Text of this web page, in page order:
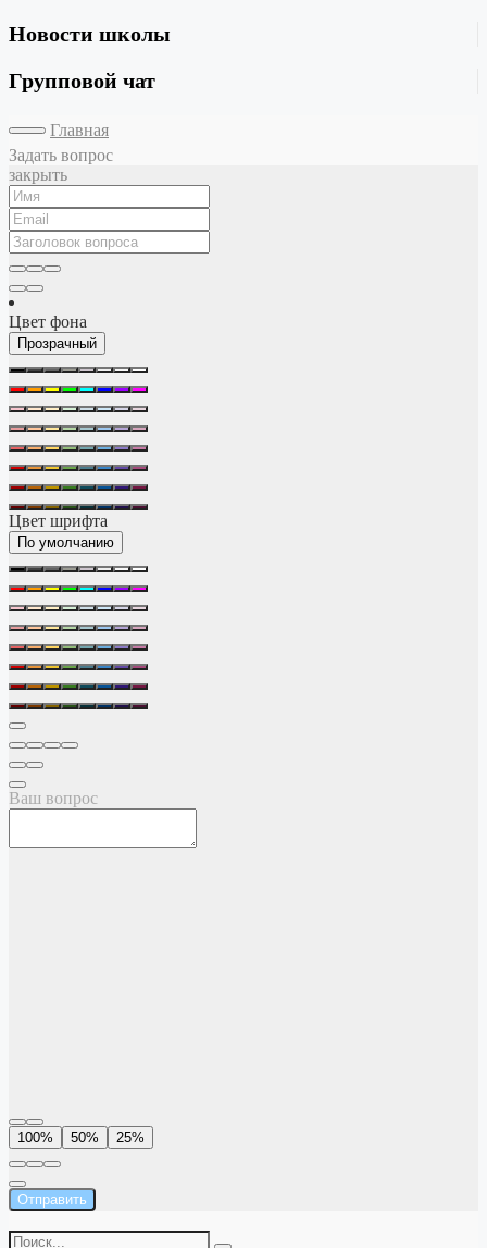
Новости школы
Групповой чат
Главная
Задать вопрос
закрыть
Цвет фона
Прозрачный
Цвет шрифта
По умолчанию
Ваш вопрос
100% 50% 25%
Отправить